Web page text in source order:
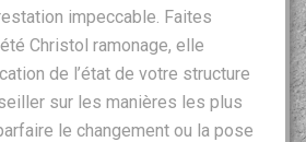
impeccable. Faites
Christol ramonage, elle
de l’état de votre structure
sur les manières les plus
le changement ou la pose